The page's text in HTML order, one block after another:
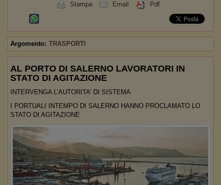
Stampa Email Pdf
Argomento: TRASPORTI
AL PORTO DI SALERNO LAVORATORI IN
STATO DI AGITAZIONE
INTERVENGA L’AUTORITA’ DI SISTEMA
I PORTUALI INTEMPO DI SALERNO HANNO PROCLAMATO LO
STATO DI AGITAZIONE